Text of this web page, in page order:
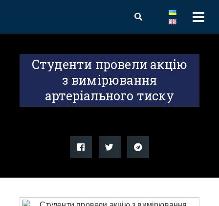
Студенти провели акцію
з вимірювання
артеріального тиску